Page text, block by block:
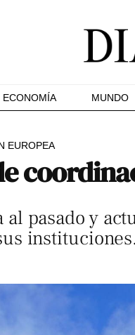
ECONOMÍA MUNDO
EUROPEA
al pasado y
instituciones.